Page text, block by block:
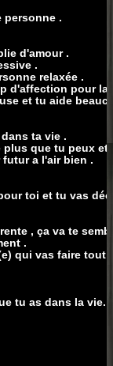
personne .
d'amour .
.
relaxée .
d'affection pour la
et tu aide
ta vie .
plus que tu peux
futur a l'air bien .
toi et tu vas
, ça va te
.
qui vas faire
tu as dans la vie.